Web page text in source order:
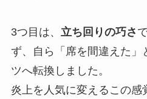
3つ目は、 立ち回りの巧さ
ず、自ら「席を間違えた」
ツへ転換しました。
炎上を人気に変えるこの感